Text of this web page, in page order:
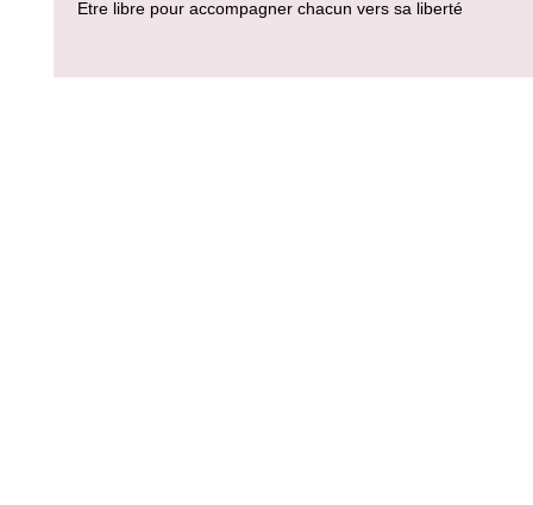
Etre libre pour accompagner chacun vers sa liberté